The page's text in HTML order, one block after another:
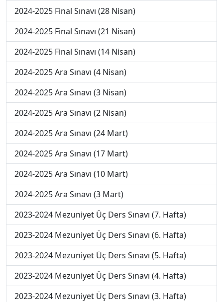
2024-2025 Final Sınavı (28 Nisan)
2024-2025 Final Sınavı (21 Nisan)
2024-2025 Final Sınavı (14 Nisan)
2024-2025 Ara Sınavı (4 Nisan)
2024-2025 Ara Sınavı (3 Nisan)
2024-2025 Ara Sınavı (2 Nisan)
2024-2025 Ara Sınavı (24 Mart)
2024-2025 Ara Sınavı (17 Mart)
2024-2025 Ara Sınavı (10 Mart)
2024-2025 Ara Sınavı (3 Mart)
2023-2024 Mezuniyet Üç Ders Sınavı (7. Hafta)
2023-2024 Mezuniyet Üç Ders Sınavı (6. Hafta)
2023-2024 Mezuniyet Üç Ders Sınavı (5. Hafta)
2023-2024 Mezuniyet Üç Ders Sınavı (4. Hafta)
2023-2024 Mezuniyet Üç Ders Sınavı (3. Hafta)